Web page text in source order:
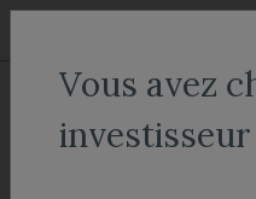
Aller au menu
Aller au contenu
ACCUEIL Décryptages
Vous avez